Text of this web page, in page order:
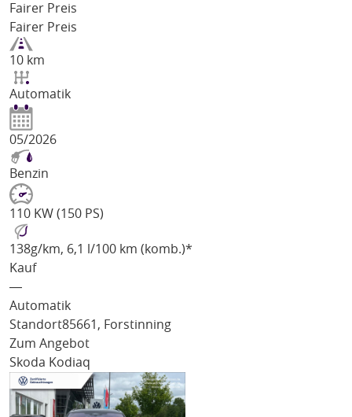
Fairer Preis
Fairer Preis
10 km
Automatik
05/2026
Benzin
110 KW (150 PS)
138g/km, 6,1 l/100 km (komb.)*
Kauf
―
Automatik
Standort85661, Forstinning
Zum Angebot
Skoda Kodiaq